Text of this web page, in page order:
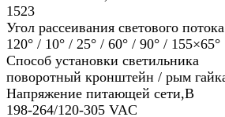
1523
Угол рассеивания светового потока
120° / 10° / 25° / 60° / 90° / 155×65°
Способ установки светильника
поворотный кронштейн / рым
Напряжение питающей сети,В
198-264/120-305 VAC